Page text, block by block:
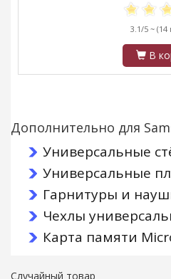
3.1/5 ~ (14
В
Дополнительно для
Универсальные
Универсальные
Гарнитуры и
Чехлы
Карта памяти
Случайный товар